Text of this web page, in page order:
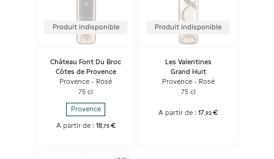
Produit indisponible
Château Font Du Broc
Côtes de Provence
Provence - Rosé
75 cl
Provence
A partir de : 18,75 €
Produit indisponible
Les Valentines
Grand Huit
Provence - Rosé
75 cl
A partir de :17 ,92 €